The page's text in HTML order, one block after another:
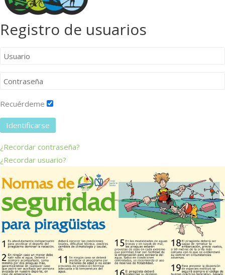
Registro de usuarios
Recuérdeme
Identificarse
¿Recordar contraseña?
¿Recordar usuario?